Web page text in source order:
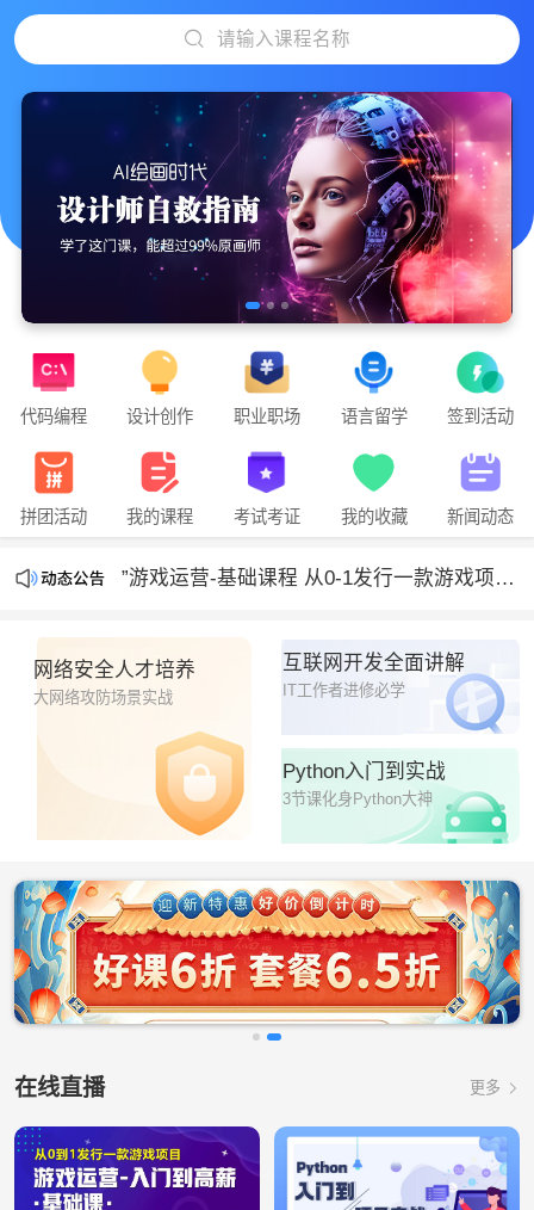
请输入课程名称
代码编程 设计创作 职业职场 语言留学 签到活动
拼团活动 我的课程 考试考证 我的收藏 新闻动态
”游戏运营-基础课程 从0-1发行一款游戏项目“正在直播
”游戏运营-基础课程 从0-1发行一款游戏项目“正在直播
网络安全人才培养
大网络攻防场景实战
互联网开发全面讲解
IT工作者进修必学
Python入门到实战
3节课化身Python大神
在线直播 更多